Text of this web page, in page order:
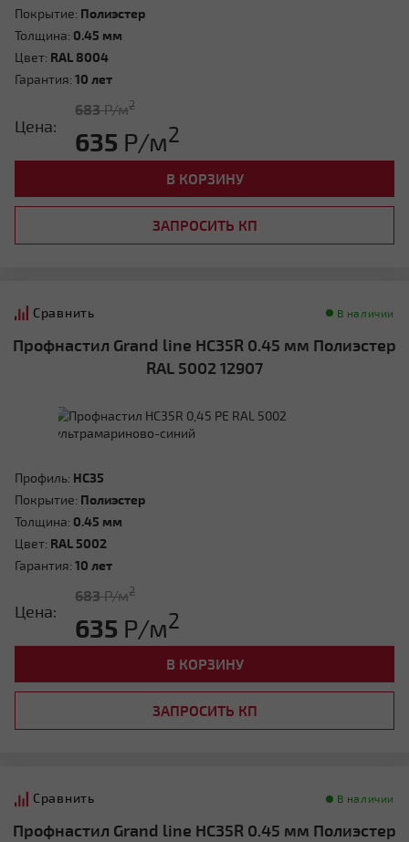
Покрытие: Полиэстер
Толщина: 0.45 мм
Цвет: RAL 8004
Гарантия: 10 лет
Цена:
683Р/м2
635 Р/м2
В КОРЗИНУ
ЗАПРОСИТЬ КП
Сравнить В наличии
Профнастил Grand line HC35R 0.45 мм Полиэстер
RAL 5002 12907
Профиль: HC35
Покрытие: Полиэстер
Толщина: 0.45 мм
Цвет: RAL 5002
Гарантия: 10 лет
Цена:
683Р/м2
635 Р/м2
В КОРЗИНУ
ЗАПРОСИТЬ КП
Сравнить В наличии
Профнастил Grand line HC35R 0.45 мм Полиэстер